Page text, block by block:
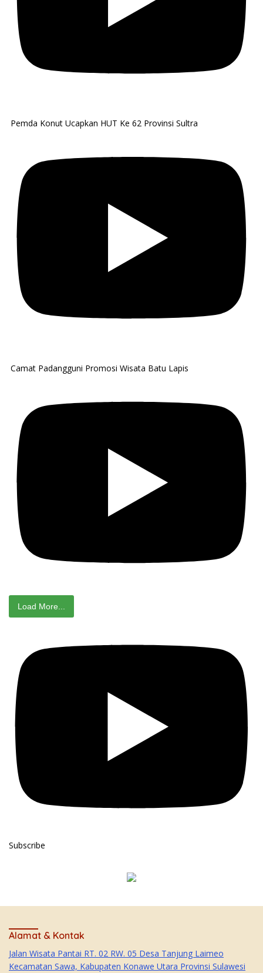
Pemda Konut Ucapkan HUT Ke 62 Provinsi Sultra
Camat Padangguni Promosi Wisata Batu Lapis
Load More...
Subscribe
Alamat & Kontak
Jalan Wisata Pantai RT. 02 RW. 05 Desa Tanjung Laimeo
Kecamatan Sawa, Kabupaten Konawe Utara Provinsi Sulawesi